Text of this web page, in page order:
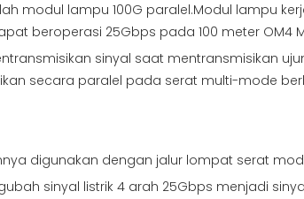
modul lampu 100G paralel.Modul lampu
beroperasi 25Gbps pada 100 meter OM4
sinyal saat mentransmisikan
secara paralel pada serat multi-mode
digunakan dengan jalur lompat serat
sinyal listrik 4 arah 25Gbps menjadi